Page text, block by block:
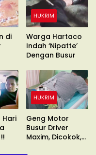
di
HUKRIM
Warga Hartaco
Indah ‘Nipatte’
Dengan Busur
Hari
HUKRIM
Geng Motor
Busur Driver
Maxim, Dicokok,